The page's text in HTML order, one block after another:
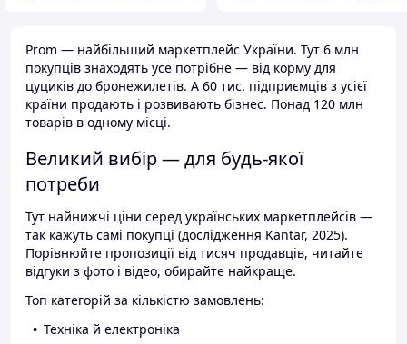
Prom — найбільший маркетплейс України. Тут 6 млн
покупців знаходять усе потрібне — від корму для
цуциків до бронежилетів. А 60 тис. підприємців з усієї
країни продають і розвивають бізнес. Понад 120 млн
товарів в одному місці.
Великий вибір — для будь-якої
потреби
Тут найнижчі ціни серед українських маркетплейсів —
так кажуть самі покупці (дослідження Kantar, 2025).
Порівнюйте пропозиції від тисяч продавців, читайте
відгуки з фото і відео, обирайте найкраще.
Топ категорій за кількістю замовлень:
Техніка й електроніка